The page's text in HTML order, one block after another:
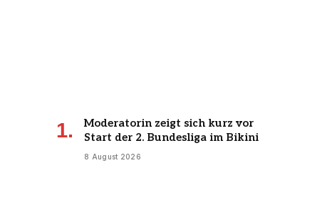
Moderatorin zeigt sich kurz vor
Start der 2. Bundesliga im Bikini
8 August 2026